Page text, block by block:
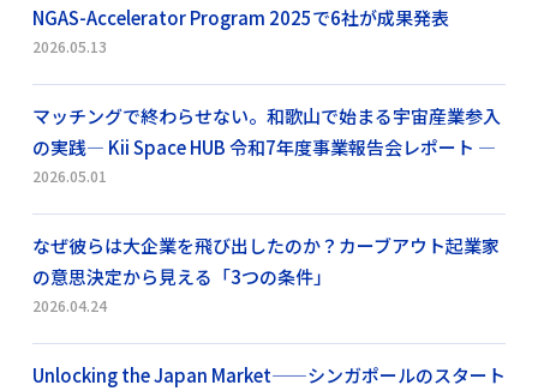
NGAS-Accelerator Program 2025で6社が成果発表
2026.05.13
マッチングで終わらせない。和歌山で始まる宇宙産業参入
の実践― Kii Space HUB 令和7年度事業報告会レポート ―
2026.05.01
なぜ彼らは大企業を飛び出したのか？カーブアウト起業家
の意思決定から見える「3つの条件」
2026.04.24
Unlocking the Japan Market——シンガポールのスタート